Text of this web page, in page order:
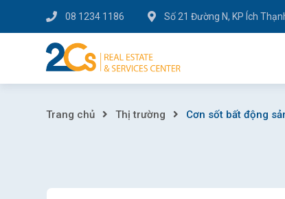
to
08 1234 1186 Số 21 Đường N, KP Ích
Cơn
bất
Trang chủ Thị trường Cơn sốt bất động